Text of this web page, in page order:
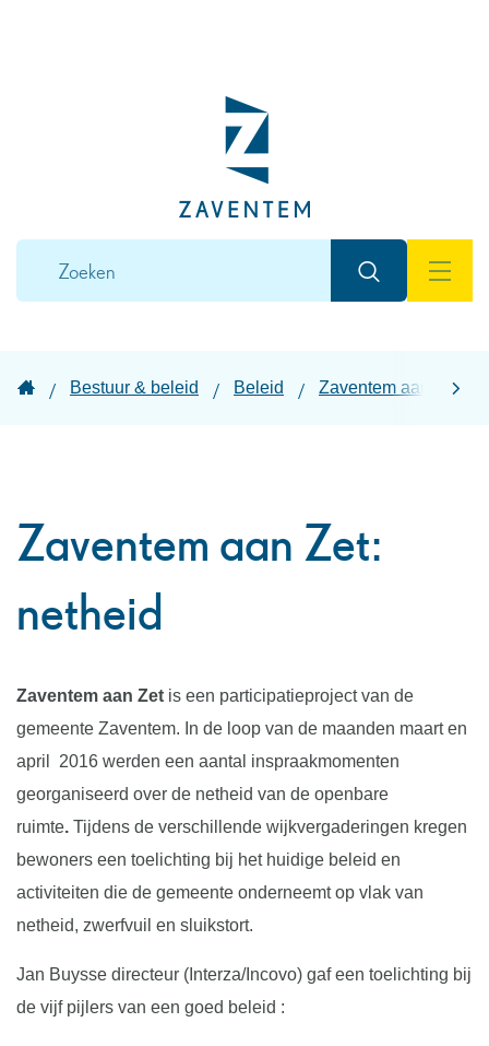
Zaventem
Zoeken
Startpagina
Bestuur & beleid Beleid Zaventem aan Zet
Zaventem aan Zet:
netheid
Zaventem aan Zet is een participatieproject van de
gemeente Zaventem. In de loop van de maanden maart en
april 2016 werden een aantal inspraakmomenten
georganiseerd over de netheid van de openbare
ruimte. Tijdens de verschillende wijkvergaderingen kregen
bewoners een toelichting bij het huidige beleid en
activiteiten die de gemeente onderneemt op vlak van
netheid, zwerfvuil en sluikstort.
Jan Buysse directeur (Interza/Incovo) gaf een toelichting bij
de vijf pijlers van een goed beleid :